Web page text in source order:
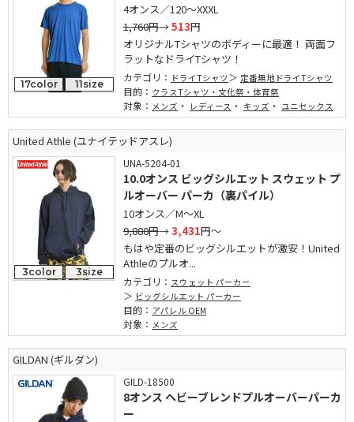
17color 11size
4オンス／120～XXXL
1,760円→513円
オリジナルTシャツのボディーに最適！ 両面フ
ラットなドライTシャツ！
カテゴリ： ドライTシャツ 定番無地ドライTシャツ
目的： クラスTシャツ・文化祭・体育祭
対象： メンズ ・ レディース ・ キッズ ・ ユニセックス
United Athle (ユナイテッドアスレ)
3color 3size
UNA-5204-01
10.0オンス ビッグシルエット スウェット プ
ルオーバー パーカ（裏パイル）
10オンス／M～XL
9,880円→3,431円～
もはや定番のビッグシルエットが激安！United
Athleのプルオ...
カテゴリ： スウェット パーカー
ビッグシルエット パーカー
目的： アパレル OEM
対象： メンズ
GILDAN (ギルダン)
GILD-18500
8オンス ヘビーブレンドプルオーバーパーカ
ー